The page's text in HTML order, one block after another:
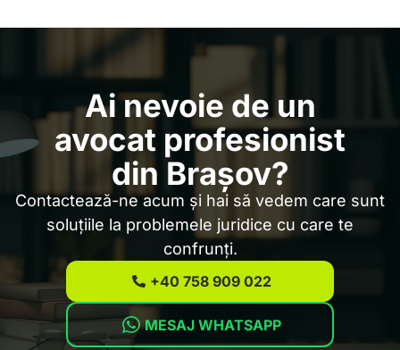
Ai nevoie de un
avocat profesionist
din Brașov?
Contactează-ne acum și hai să vedem care sunt
soluțiile la problemele juridice cu care te
confrunți.
+40 758 909 022
MESAJ WHATSAPP